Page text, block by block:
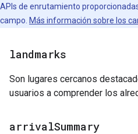
APIs de enrutamiento
campo. Más información sobre los
landmarks
Son lugares cercanos
usuarios a comprender los
arrivalSummary